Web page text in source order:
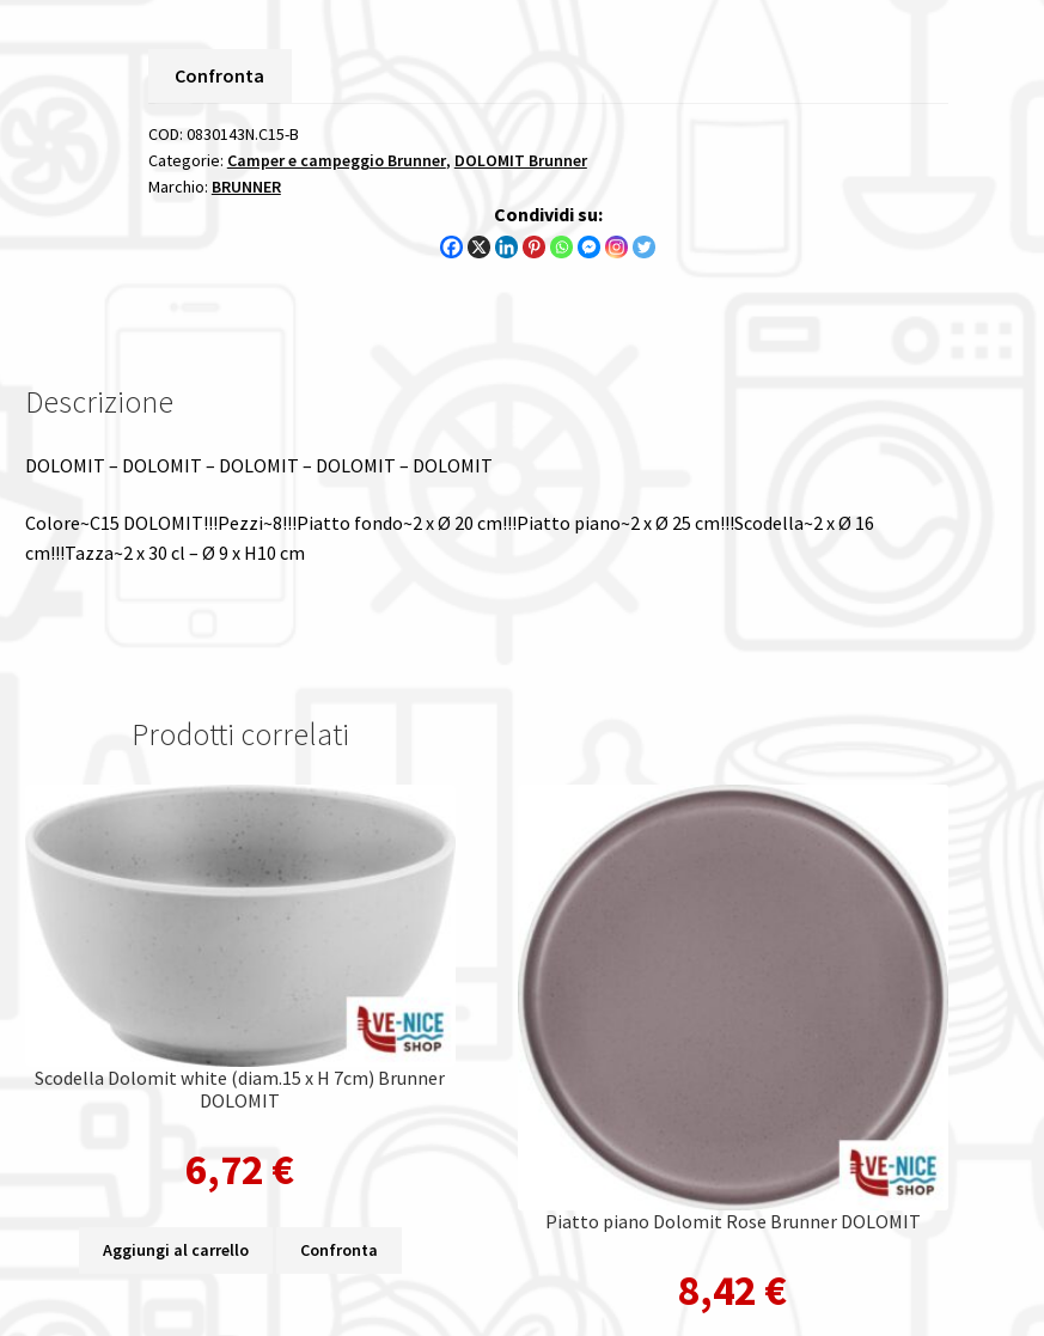
Rose
DOLOMIT
quantità
Confronta
COD: 0830143N.C15-B
Categorie: Camper e campeggio Brunner, DOLOMIT Brunner
Marchio: BRUNNER
Condividi su:
Descrizione
DOLOMIT – DOLOMIT – DOLOMIT – DOLOMIT – DOLOMIT
Colore~C15 DOLOMIT!!!Pezzi~8!!!Piatto fondo~2 x Ø 20 cm!!!Piatto piano~2 x Ø 25 cm!!!Scodella~2 x Ø 16
cm!!!Tazza~2 x 30 cl – Ø 9 x H10 cm
Prodotti correlati
Scodella Dolomit white (diam.15 x H 7cm) Brunner
DOLOMIT
6,72 €
Aggiungi al carrello Confronta
Piatto piano Dolomit Rose Brunner DOLOMIT
8,42 €